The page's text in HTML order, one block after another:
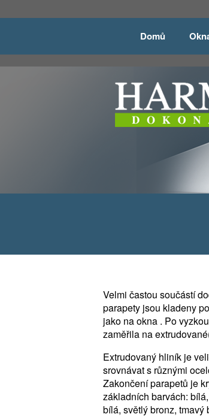
Domů
Velmi častou součástí
parapety jsou kladeny
jako na okna . Po
zaměřila na
Extrudovaný hliník je
srovnávat s různými
Zakončení parapetů je
základních barvách:
bílá, světlý bronz, tmavý